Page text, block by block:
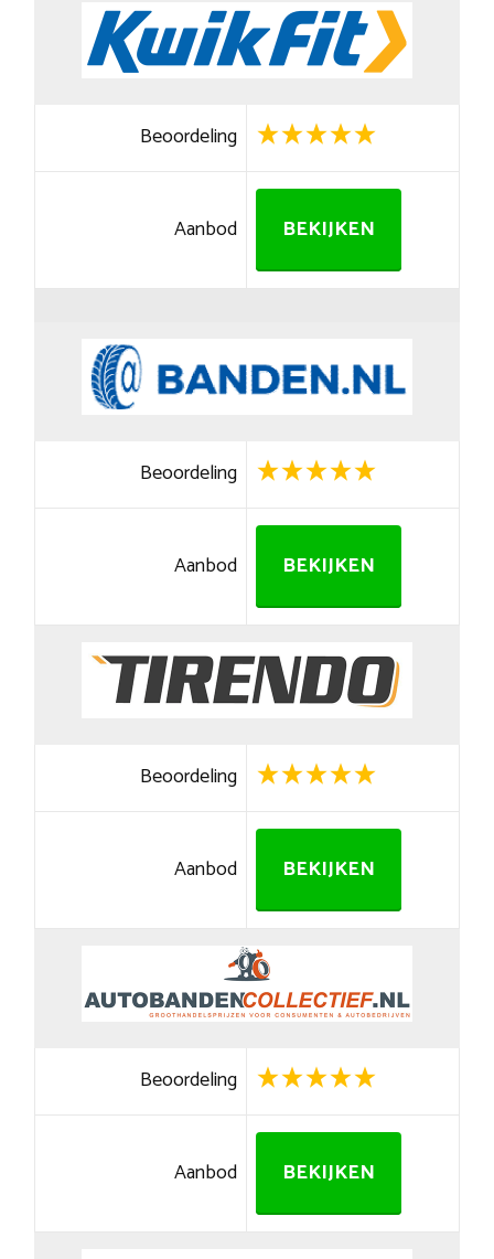
Beoordeling
Aanbod BEKIJKEN
Beoordeling
Aanbod BEKIJKEN
Beoordeling
Aanbod BEKIJKEN
Beoordeling
Aanbod BEKIJKEN